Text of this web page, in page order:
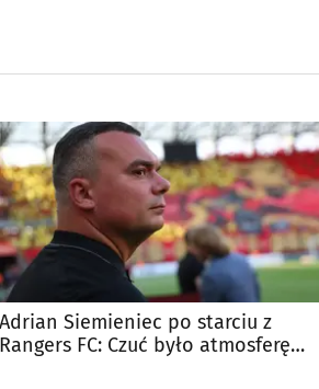
Adrian Siemieniec po starciu z
Rangers FC: Czuć było atmosferę